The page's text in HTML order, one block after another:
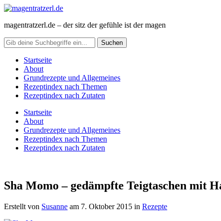
magentratzerl.de – der sitz der gefühle ist der magen
Startseite
About
Grundrezepte und Allgemeines
Rezeptindex nach Themen
Rezeptindex nach Zutaten
Startseite
About
Grundrezepte und Allgemeines
Rezeptindex nach Themen
Rezeptindex nach Zutaten
Sha Momo – gedämpfte Teigtaschen mit
Erstellt von Susanne am 7. Oktober 2015 in Rezepte